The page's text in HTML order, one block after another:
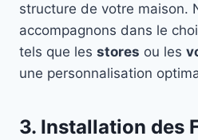
structure de votre maison.
accompagnons dans le
tels que les stores ou les
une personnalisation
3. Installation des